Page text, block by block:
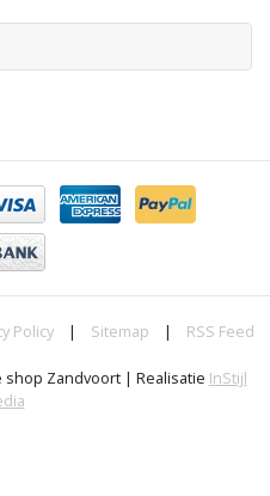
Policy | Sitemap | RSS Feed
shop Zandvoort | Realisatie InStijl